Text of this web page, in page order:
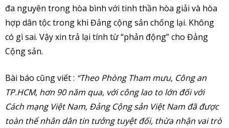
đa nguyên trong hòa bình với tinh thần hòa giải và hòa
hợp dân tộc trong khi Đảng cộng sản chống lại. Không
có gì sai. Vậy xin trả lại tính từ “phản động” cho Đảng
Cộng sản.
Bài báo cũng viết : “Theo Phòng Tham mưu, Công an
TP.HCM, hơn 90 năm qua, với công lao to lớn đối với
Cách mạng Việt Nam, Đảng Cộng sản Việt Nam đã được
toàn thể nhân dân tin tưởng tuyệt đối, thừa nhận vai trò